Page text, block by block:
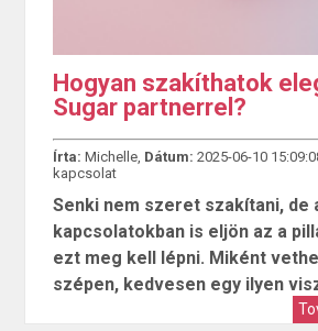
Hogyan szakíthatok
Sugar partnerrel?
Írta: Michelle, Dátum: 2025-06-10
kapcsolat
Senki nem szeret szakítani, de
kapcsolatokban is eljön az a
ezt meg kell lépni. Miként
szépen, kedvesen egy ilyen